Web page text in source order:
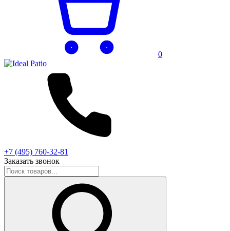
0
+7 (495) 760-32-81
Заказать звонок